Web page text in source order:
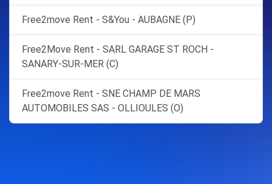
Free2move Rent - S&You - AUBAGNE (P)
Free2Move Rent - SARL GARAGE ST ROCH -
SANARY-SUR-MER (C)
Free2move Rent - SNE CHAMP DE MARS
AUTOMOBILES SAS - OLLIOULES (O)